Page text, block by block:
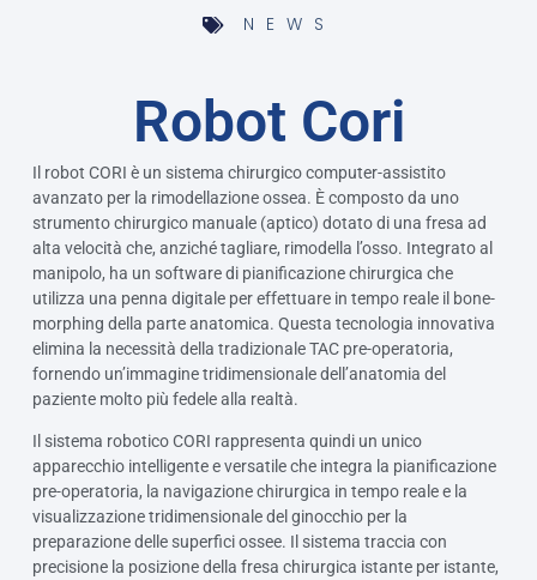
NEWS
Robot Cori
Il robot CORI è un sistema chirurgico computer-assistito
avanzato per la rimodellazione ossea. È composto da uno
strumento chirurgico manuale (aptico) dotato di una fresa ad
alta velocità che, anziché tagliare, rimodella l’osso. Integrato al
manipolo, ha un software di pianificazione chirurgica che
utilizza una penna digitale per effettuare in tempo reale il bone-
morphing della parte anatomica. Questa tecnologia innovativa
elimina la necessità della tradizionale TAC pre-operatoria,
fornendo un’immagine tridimensionale dell’anatomia del
paziente molto più fedele alla realtà.
Il sistema robotico CORI rappresenta quindi un unico
apparecchio intelligente e versatile che integra la pianificazione
pre-operatoria, la navigazione chirurgica in tempo reale e la
visualizzazione tridimensionale del ginocchio per la
preparazione delle superfici ossee. Il sistema traccia con
precisione la posizione della fresa chirurgica istante per istante,